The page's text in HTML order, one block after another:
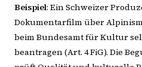
Beispiel: Ein Schweizer
Dokumentarfilm über
beim Bundesamt für Kultur
beantragen (Art. 4 FiG). Die